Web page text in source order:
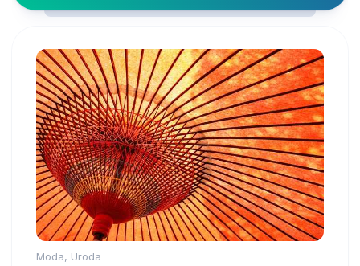
Moda, Uroda